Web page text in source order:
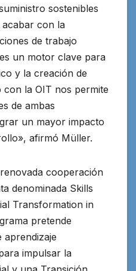
sostenibles
con la
de trabajo
un motor clave para
y la creación de
la OIT nos permite
de ambas
un mayor impacto
afirmó Müller.
cooperación
denominada Skills
Transformation in
pretende
aprendizaje
impulsar la